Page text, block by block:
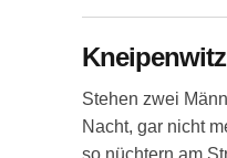
Kneipenwitz
Stehen zwei
Nacht, gar nicht
so nüchtern am